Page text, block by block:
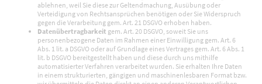
ablehnen, weil Sie diese zur Geltendmachung, Ausübung oder
Verteidigung von Rechtsansprüchen benötigen oder Sie Widerspruch
gegen die Verarbeitung gem. Art. 21 DSGVO erhoben haben.
Datenübertragbarkeit gem. Art. 20 DSGVO, soweit Sie uns
personenbezogene Daten im Rahmen einer Einwilligung gem. Art. 6
Abs. 1 lit. a DSGVO oder auf Grundlage eines Vertrages gem. Art. 6 Abs. 1
lit. b DSGVO bereitgestellt haben und diese durch uns mithilfe
automatisierter Verfahren verarbeitet wurden. Sie erhalten Ihre Daten
in einem strukturierten, gängigen und maschinenlesbaren Format bzw.